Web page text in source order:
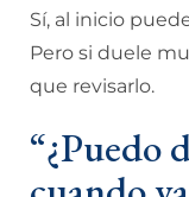
Sí, al inicio
Pero si duele
que revisarlo.
“¿Puedo